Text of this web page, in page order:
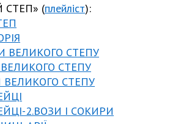
СТЕП» (плейліст):
ВЕЛИКОГО СТЕПУ
ВЕЛИКОГО СТЕПУ
ВЕЛИКОГО СТЕПУ
2.ВОЗИ І СОКИРИ